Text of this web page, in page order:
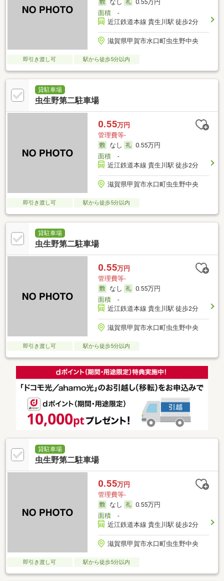
なし
0.55万円
面積-
近江鉄道本線 貴生川駅 徒歩2分
滋賀県甲賀市水口町虫生野中央
即引き渡し可 駅から徒歩5分以内
貸駐車場
虫生野第二駐車場
0.55万円
管理費等-
なし
0.55万円
面積-
近江鉄道本線 貴生川駅 徒歩2分
滋賀県甲賀市水口町虫生野中央
即引き渡し可 駅から徒歩5分以内
貸駐車場
虫生野第二駐車場
0.55万円
管理費等-
なし
0.55万円
面積-
近江鉄道本線 貴生川駅 徒歩2分
滋賀県甲賀市水口町虫生野中央
即引き渡し可 駅から徒歩5分以内
貸駐車場
虫生野第二駐車場
0.55万円
管理費等-
なし
0.55万円
面積-
近江鉄道本線 貴生川駅 徒歩2分
滋賀県甲賀市水口町虫生野中央
即引き渡し可 駅から徒歩5分以内